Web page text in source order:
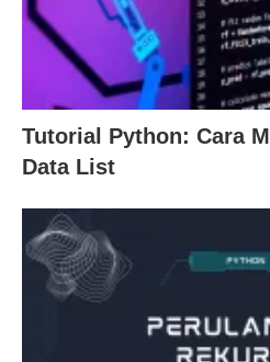
Tutorial Python: Cara
Data List